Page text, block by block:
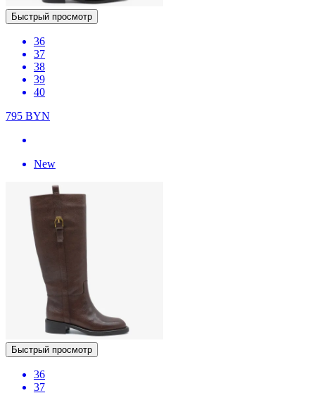
Быстрый просмотр
36
37
38
39
40
795 BYN
New
Быстрый просмотр
36
37